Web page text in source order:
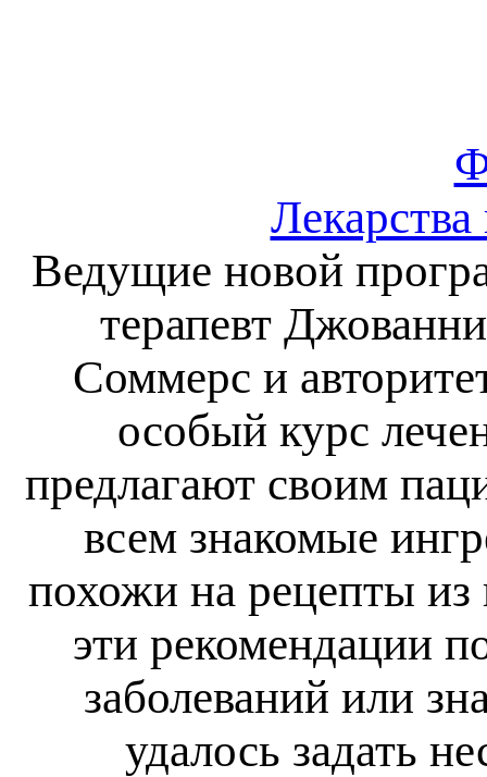
Ведущие новой
терапевт
Соммерс и
особый курс
предлагают своим
всем знакомые
похожи на рецепты
эти рекомендации
заболеваний или
удалось задать